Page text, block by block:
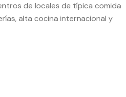
de locales de típica comida
alta cocina internacional y